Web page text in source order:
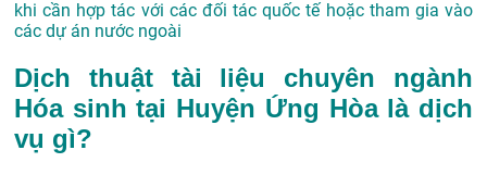
khi cần hợp tác với các đối tác quốc tế hoặc tham gia vào
các dự án nước ngoài
Dịch thuật tài liệu chuyên ngành
Hóa sinh tại Huyện Ứng Hòa là dịch
vụ gì?